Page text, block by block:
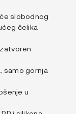
slobodnog
čelika
samo gornja
u